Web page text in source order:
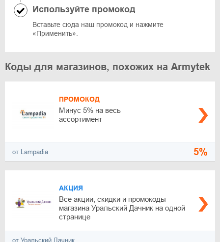
Используйте промокод
Вставьте сюда наш промокод и нажмите
«Применить».
Коды для магазинов, похожих на Armytek
ПРОМОКОД
Минус 5% на весь
ассортимент
от Lampadia 5%
АКЦИЯ
Все акции, скидки и промокоды
магазина Уральский Дачник на одной
странице
от Уральский Дачник